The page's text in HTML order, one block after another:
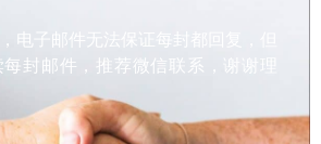
电子邮件无法保证每封都回复，但
封邮件，推荐微信联系，谢谢理